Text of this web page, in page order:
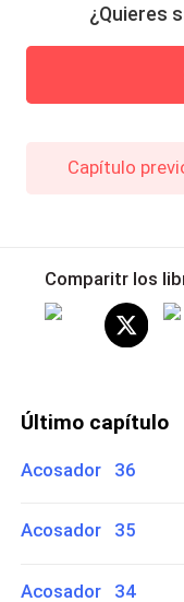
¿Quieres
Capítulo
Comparitr los
Último capítulo
Acosador 36
Acosador 35
Acosador 34